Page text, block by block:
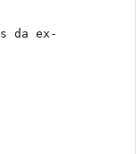
da ex-